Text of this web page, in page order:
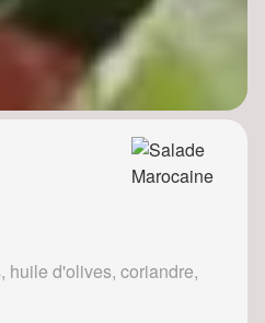
huile d'olives, coriandre,